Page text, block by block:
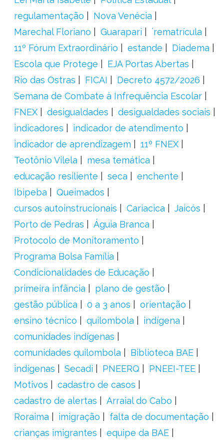
regulamentação
Nova Venécia
Marechal Floriano
Guarapari
´rematrícula
11º Fórum Extraordinário
estande
Diadema
Escola que Protege
EJA Portas Abertas
Rio das Ostras
FICAI
Decreto 4572/2026
Semana de Combate à Infrequência Escolar
FNEX
desigualdades
desigualdades sociais
indicadores
indicador de atendimento
indicador de aprendizagem
11º FNEX
Teotônio Vilela
mesa temática
educação resiliente
seca
enchente
Ibipeba
Queimados
cursos autoinstrucionais
Cariacica
Jaicós
Porto de Pedras
Águia Branca
Protocolo de Monitoramento
Programa Bolsa Família
Condicionalidades de Educação
primeira infância
plano de gestão
gestão pública
0 a 3 anos
orientação
ensino técnico
quilombola
indígena
comunidades indígenas
comunidades quilombola
Biblioteca BAE
indígenas
Secadi PNEERQ
PNEEI-TEE
Motivos
cadastro de casos
cadastro de alertas
Arraial do Cabo
Roraima
imigração
falta de documentação
crianças imigrantes
equipe da BAE